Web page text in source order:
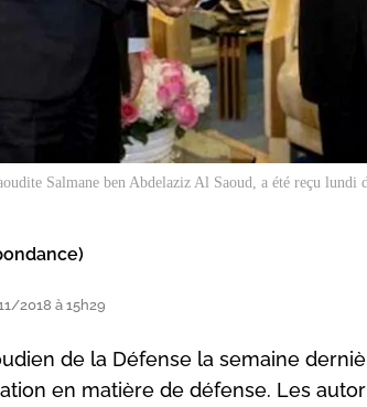
Salmane ben Abdelaziz Al Saoud, a été reçu lundi
2018 à 15h29
de la Défense la semaine
en matière de défense. Les